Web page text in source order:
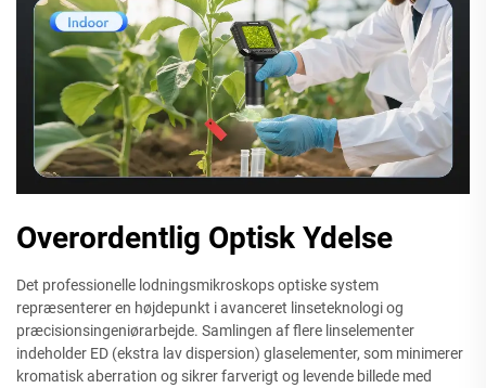
Overordentlig Optisk Ydelse
Det professionelle lodningsmikroskops optiske system
repræsenterer en højdepunkt i avanceret linseteknologi og
præcisionsingeniørarbejde. Samlingen af flere linselementer
indeholder ED (ekstra lav dispersion) glaselementer, som minimerer
kromatisk aberration og sikrer farverigt og levende billede med